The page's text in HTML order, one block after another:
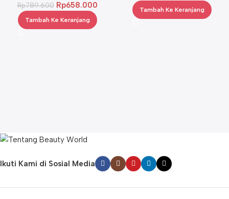
Rp789.600 Rp658.000
Tambah Ke Keranjang
Tambah Ke Keranjang
Ikuti Kami di Sosial Media